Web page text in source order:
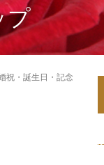
プ
祝・誕生日・記念